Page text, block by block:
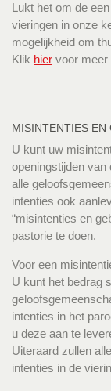
Lukt het om de
vieringen in onze
mogelijkheid om
Klik hier voor meer
MISINTENTIES EN
U kunt uw
openingstijden van
alle
intenties ook
“misintenties en
pastorie te doen.
Voor een
U kunt het bedrag
intenties in het
u deze aan te
Uiteraard zullen
intenties in de